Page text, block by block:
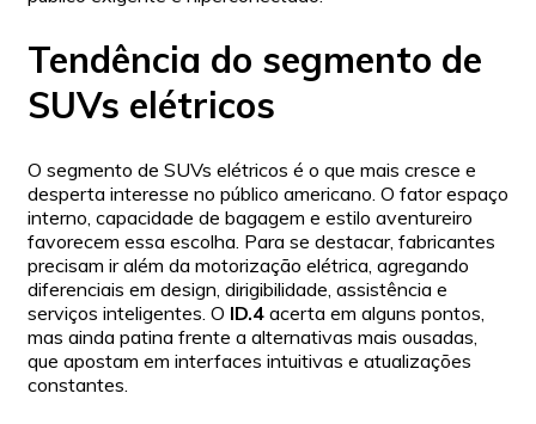
Tendência do segmento de
SUVs elétricos
O segmento de SUVs elétricos é o que mais cresce e
desperta interesse no público americano. O fator espaço
interno, capacidade de bagagem e estilo aventureiro
favorecem essa escolha. Para se destacar, fabricantes
precisam ir além da motorização elétrica, agregando
diferenciais em design, dirigibilidade, assistência e
serviços inteligentes. O ID.4 acerta em alguns pontos,
mas ainda patina frente a alternativas mais ousadas,
que apostam em interfaces intuitivas e atualizações
constantes.